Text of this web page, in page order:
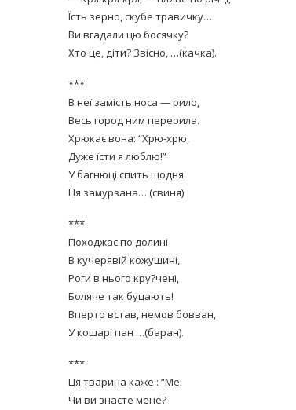
Їсть зерно, скубе травичку…
Ви вгадали цю босячку?
Хто це, діти? Звісно, …(качка).
***
В неї замість носа — рило,
Весь город ним перерила.
Хрюкає вона: “Хрю-хрю,
Дуже їсти я люблю!”
У багнюці спить щодня
Ця замурзана… (свиня).
***
Походжає по долині
В кучерявій кожушині,
Роги в нього кру?чені,
Боляче так буцають!
Вперто встав, немов бовван,
У кошарі пан …(баран).
***
Ця тварина каже : “Ме!
Чи ви знаєте мене?